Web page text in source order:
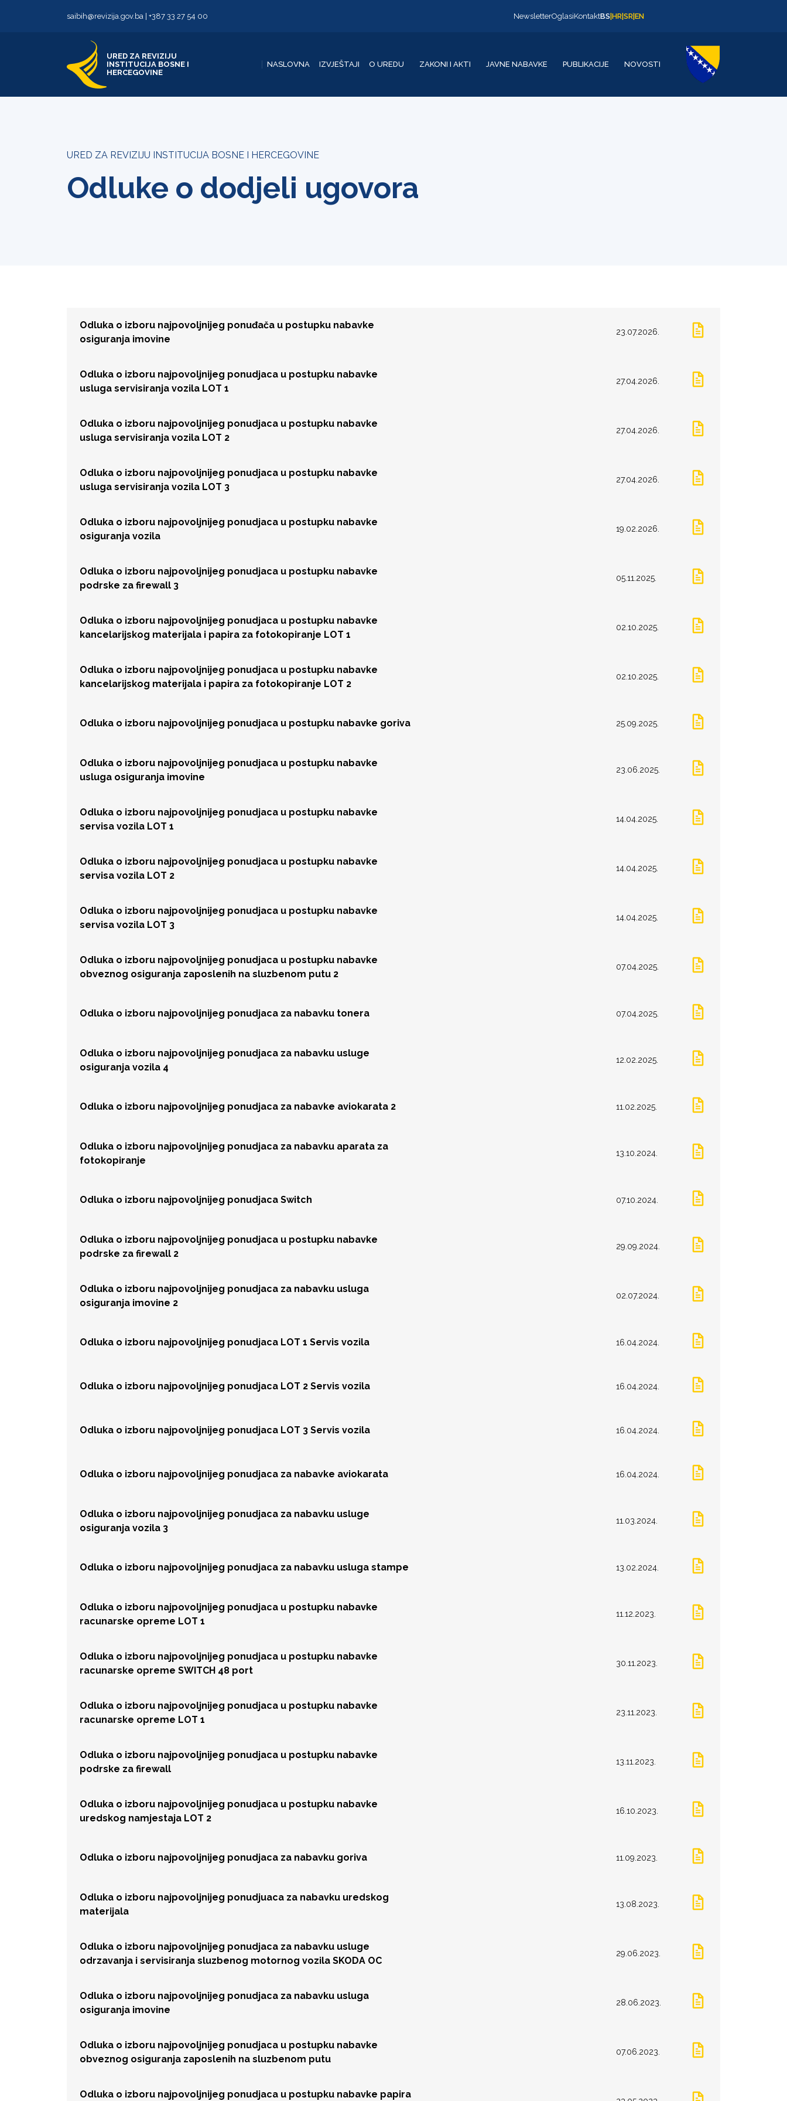
saibih@revizija.gov.ba +387 33 27 54 00 NewsletterOglasiKontaktBS HR SR EN
URED ZA REVIZIJU
INSTITUCIJA BOSNE I
HERCEGOVINE
NASLOVNA IZVJEŠTAJI O UREDU ZAKONI I AKTI JAVNE NABAVKE PUBLIKACIJE NOVOSTI
URED ZA REVIZIJU INSTITUCIJA BOSNE I HERCEGOVINE
Odluke o dodjeli ugovora
Odluka o izboru najpovoljnijeg ponuđača u postupku nabavke
osiguranja imovine
23.07.2026.
Odluka o izboru najpovoljnijeg ponudjaca u postupku nabavke
usluga servisiranja vozila LOT 1
27.04.2026.
Odluka o izboru najpovoljnijeg ponudjaca u postupku nabavke
usluga servisiranja vozila LOT 2
27.04.2026.
Odluka o izboru najpovoljnijeg ponudjaca u postupku nabavke
usluga servisiranja vozila LOT 3
27.04.2026.
Odluka o izboru najpovoljnijeg ponudjaca u postupku nabavke
osiguranja vozila
19.02.2026.
Odluka o izboru najpovoljnijeg ponudjaca u postupku nabavke
podrske za firewall 3
05.11.2025.
Odluka o izboru najpovoljnijeg ponudjaca u postupku nabavke
kancelarijskog materijala i papira za fotokopiranje LOT 1
02.10.2025.
Odluka o izboru najpovoljnijeg ponudjaca u postupku nabavke
kancelarijskog materijala i papira za fotokopiranje LOT 2
02.10.2025.
Odluka o izboru najpovoljnijeg ponudjaca u postupku nabavke goriva 25.09.2025.
Odluka o izboru najpovoljnijeg ponudjaca u postupku nabavke
usluga osiguranja imovine
23.06.2025.
Odluka o izboru najpovoljnijeg ponudjaca u postupku nabavke
servisa vozila LOT 1
14.04.2025.
Odluka o izboru najpovoljnijeg ponudjaca u postupku nabavke
servisa vozila LOT 2
14.04.2025.
Odluka o izboru najpovoljnijeg ponudjaca u postupku nabavke
servisa vozila LOT 3
14.04.2025.
Odluka o izboru najpovoljnijeg ponudjaca u postupku nabavke
obveznog osiguranja zaposlenih na sluzbenom putu 2
07.04.2025.
Odluka o izboru najpovoljnijeg ponudjaca za nabavku tonera 07.04.2025.
Odluka o izboru najpovoljnijeg ponudjaca za nabavku usluge
osiguranja vozila 4
12.02.2025.
Odluka o izboru najpovoljnijeg ponudjaca za nabavke aviokarata 2 11.02.2025.
Odluka o izboru najpovoljnijeg ponudjaca za nabavku aparata za
fotokopiranje
13.10.2024.
Odluka o izboru najpovoljnijeg ponudjaca Switch 07.10.2024.
Odluka o izboru najpovoljnijeg ponudjaca u postupku nabavke
podrske za firewall 2
29.09.2024.
Odluka o izboru najpovoljnijeg ponudjaca za nabavku usluga
osiguranja imovine 2
02.07.2024.
Odluka o izboru najpovoljnijeg ponudjaca LOT 1 Servis vozila 16.04.2024.
Odluka o izboru najpovoljnijeg ponudjaca LOT 2 Servis vozila 16.04.2024.
Odluka o izboru najpovoljnijeg ponudjaca LOT 3 Servis vozila 16.04.2024.
Odluka o izboru najpovoljnijeg ponudjaca za nabavke aviokarata 16.04.2024.
Odluka o izboru najpovoljnijeg ponudjaca za nabavku usluge
osiguranja vozila 3
11.03.2024.
Odluka o izboru najpovoljnijeg ponudjaca za nabavku usluga stampe 13.02.2024.
Odluka o izboru najpovoljnijeg ponudjaca u postupku nabavke
racunarske opreme LOT 1
11.12.2023.
Odluka o izboru najpovoljnijeg ponudjaca u postupku nabavke
racunarske opreme SWITCH 48 port
30.11.2023.
Odluka o izboru najpovoljnijeg ponudjaca u postupku nabavke
racunarske opreme LOT 1
23.11.2023.
Odluka o izboru najpovoljnijeg ponudjaca u postupku nabavke
podrske za firewall
13.11.2023.
Odluka o izboru najpovoljnijeg ponudjaca u postupku nabavke
uredskog namjestaja LOT 2
16.10.2023.
Odluka o izboru najpovoljnijeg ponudjaca za nabavku goriva 11.09.2023.
Odluka o izboru najpovoljnijeg ponudjuaca za nabavku uredskog
materijala
13.08.2023.
Odluka o izboru najpovoljnijeg ponudjaca za nabavku usluge
odrzavanja i servisiranja sluzbenog motornog vozila SKODA OC
29.06.2023.
Odluka o izboru najpovoljnijeg ponudjaca za nabavku usluga
osiguranja imovine
28.06.2023.
Odluka o izboru najpovoljnijeg ponudjaca u postupku nabavke
obveznog osiguranja zaposlenih na sluzbenom putu
07.06.2023.
Odluka o izboru najpovoljnijeg ponudjaca u postupku nabavke papira